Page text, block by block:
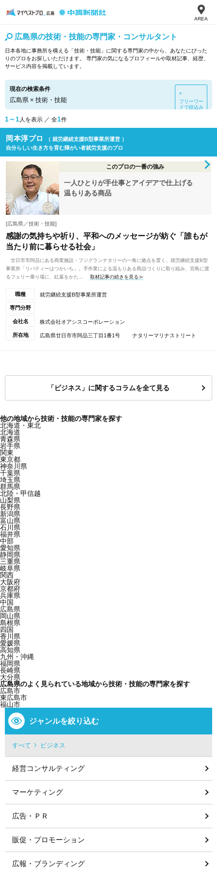
AREA
広島県の技術・技能の専門家・コンサルタント
日本各地に事務所を構える「技術・技能」に関する専門家の中から、あなたにぴった
りのプロをお探しいただけます。 専門家の気になるプロフィールや取材記事、経歴、
サービス内容を掲載しています。
現在の検索条件
広島県 × 技術・技能
＋
フリーワー
ドで絞込み
1～1人を表示 ／ 全1件
岡本淳プロ
（ 就労継続支援B型事業所運営 ）
自分らしい生き方を育む障がい者就労支援のプロ
このプロの一番の強み
一人ひとりが手仕事とアイデアで仕上げる
温もりある商品
[広島県／技術・技能]
感謝の気持ちや祈り、平和へのメッセージが紡ぐ「誰もが
当たり前に暮らせる社会」
廿日市市阿品にある商業施設・フジグランナタリーの一角に拠点を置く、就労継続支援B型
事業所「リバティーはつかいち」。手作業による温もりある商品づくりに取り組み、宮島に渡
るフェリー乗り場に、紅葉をかた...
取材記事の続きを見る≫
職種 就労継続支援B型事業所運営
専門分野
会社名 株式会社オアシスコーポレーション
所在地 広島県廿日市市阿品三丁目1番1号 ナタリーマリナストリート
「ビジネス」に関するコラムを全て見る
他の地域から技術・技能の専門家を探す
北海道・東北
北海道
青森県
岩手県
関東
東京都
神奈川県
千葉県
埼玉県
群馬県
北陸・甲信越
山梨県
長野県
新潟県
富山県
石川県
福井県
中部
愛知県
静岡県
三重県
岐阜県
関西
大阪府
京都府
兵庫県
中国
広島県
岡山県
島根県
四国
香川県
愛媛県
高知県
九州・沖縄
福岡県
長崎県
大分県
広島県のよく見られている地域から技術・技能の専門家を探す
広島市
東広島市
福山市
ジャンルを絞り込む
すべて ビジネス
経営コンサルティング
マーケティング
広告・ＰＲ
販促・プロモーション
広報・ブランディング